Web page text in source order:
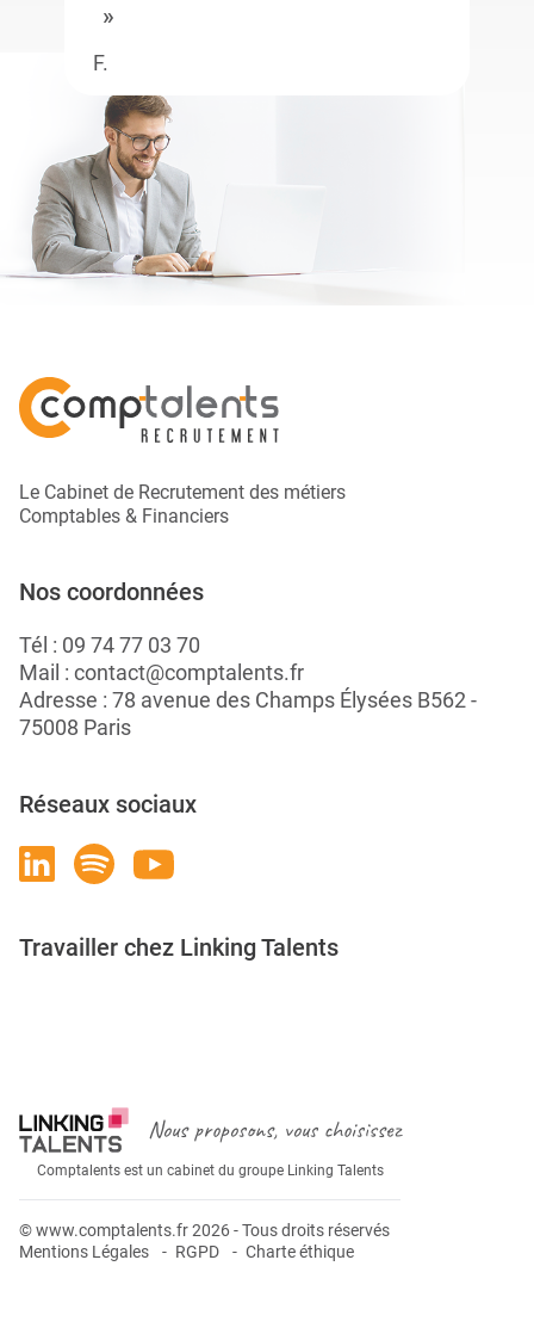
F.
Le Cabinet de Recrutement des métiers
Comptables & Financiers
Nos coordonnées
Tél : 09 74 77 03 70
Mail : contact@comptalents.fr
Adresse : 78 avenue des Champs Élysées B562 -
75008 Paris
Réseaux sociaux
Travailler chez Linking Talents
Nous proposons, vous choisissez
Comptalents est un cabinet du groupe Linking Talents
© www.comptalents.fr 2026 - Tous droits réservés
Mentions Légales
RGPD Charte éthique